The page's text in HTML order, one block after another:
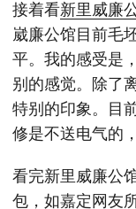
接着看新里威廉
崴廉公馆目前毛
平。我的感受是
别的感觉。除了
特别的印象。目
修是不送电气的
看完新里威廉公
包，如嘉定网友